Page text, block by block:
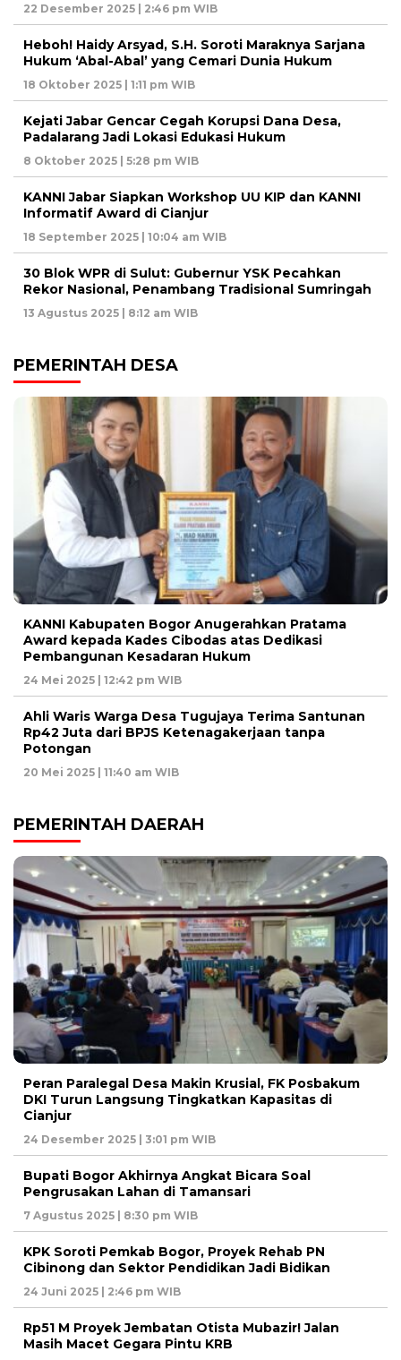
22 Desember 2025 | 2:46 pm WIB
Heboh! Haidy Arsyad, S.H. Soroti Maraknya Sarjana
Hukum ‘Abal-Abal’ yang Cemari Dunia Hukum
18 Oktober 2025 | 1:11 pm WIB
Kejati Jabar Gencar Cegah Korupsi Dana Desa,
Padalarang Jadi Lokasi Edukasi Hukum
8 Oktober 2025 | 5:28 pm WIB
KANNI Jabar Siapkan Workshop UU KIP dan KANNI
Informatif Award di Cianjur
18 September 2025 | 10:04 am WIB
30 Blok WPR di Sulut: Gubernur YSK Pecahkan
Rekor Nasional, Penambang Tradisional Sumringah
13 Agustus 2025 | 8:12 am WIB
PEMERINTAH DESA
KANNI Kabupaten Bogor Anugerahkan Pratama
Award kepada Kades Cibodas atas Dedikasi
Pembangunan Kesadaran Hukum
24 Mei 2025 | 12:42 pm WIB
Ahli Waris Warga Desa Tugujaya Terima Santunan
Rp42 Juta dari BPJS Ketenagakerjaan tanpa
Potongan
20 Mei 2025 | 11:40 am WIB
PEMERINTAH DAERAH
Peran Paralegal Desa Makin Krusial, FK Posbakum
DKI Turun Langsung Tingkatkan Kapasitas di
Cianjur
24 Desember 2025 | 3:01 pm WIB
Bupati Bogor Akhirnya Angkat Bicara Soal
Pengrusakan Lahan di Tamansari
7 Agustus 2025 | 8:30 pm WIB
KPK Soroti Pemkab Bogor, Proyek Rehab PN
Cibinong dan Sektor Pendidikan Jadi Bidikan
24 Juni 2025 | 2:46 pm WIB
Rp51 M Proyek Jembatan Otista Mubazir! Jalan
Masih Macet Gegara Pintu KRB